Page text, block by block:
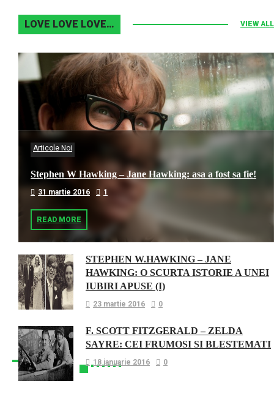
LOVE LOVE LOVE… VIEW ALL
Articole Noi
Stephen W Hawking – Jane Hawking: asa a fost sa fie!
31 martie 2016 1
READ MORE
STEPHEN W.HAWKING – JANE
HAWKING: O SCURTA ISTORIE A UNEI
IUBIRI APUSE (I)
23 martie 2016 0
F. SCOTT FITZGERALD – ZELDA
SAYRE: CEI FRUMOSI SI BLESTEMATI
18 ianuarie 2016 0